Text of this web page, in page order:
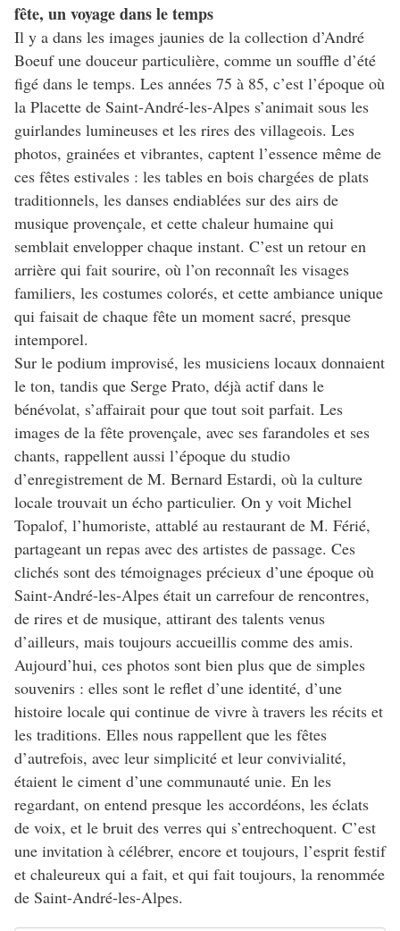
fête, un voyage dans le temps
Il y a dans les images jaunies de la collection d’André
Boeuf une douceur particulière, comme un souffle d’été
figé dans le temps. Les années 75 à 85, c’est l’époque où
la Placette de Saint-André-les-Alpes s’animait sous les
guirlandes lumineuses et les rires des villageois. Les
photos, grainées et vibrantes, captent l’essence même de
ces fêtes estivales : les tables en bois chargées de plats
traditionnels, les danses endiablées sur des airs de
musique provençale, et cette chaleur humaine qui
semblait envelopper chaque instant. C’est un retour en
arrière qui fait sourire, où l’on reconnaît les visages
familiers, les costumes colorés, et cette ambiance unique
qui faisait de chaque fête un moment sacré, presque
intemporel.
Sur le podium improvisé, les musiciens locaux donnaient
le ton, tandis que Serge Prato, déjà actif dans le
bénévolat, s’affairait pour que tout soit parfait. Les
images de la fête provençale, avec ses farandoles et ses
chants, rappellent aussi l’époque du studio
d’enregistrement de M. Bernard Estardi, où la culture
locale trouvait un écho particulier. On y voit Michel
Topalof, l’humoriste, attablé au restaurant de M. Férié,
partageant un repas avec des artistes de passage. Ces
clichés sont des témoignages précieux d’une époque où
Saint-André-les-Alpes était un carrefour de rencontres,
de rires et de musique, attirant des talents venus
d’ailleurs, mais toujours accueillis comme des amis.
Aujourd’hui, ces photos sont bien plus que de simples
souvenirs : elles sont le reflet d’une identité, d’une
histoire locale qui continue de vivre à travers les récits et
les traditions. Elles nous rappellent que les fêtes
d’autrefois, avec leur simplicité et leur convivialité,
étaient le ciment d’une communauté unie. En les
regardant, on entend presque les accordéons, les éclats
de voix, et le bruit des verres qui s’entrechoquent. C’est
une invitation à célébrer, encore et toujours, l’esprit festif
et chaleureux qui a fait, et qui fait toujours, la renommée
de Saint-André-les-Alpes.